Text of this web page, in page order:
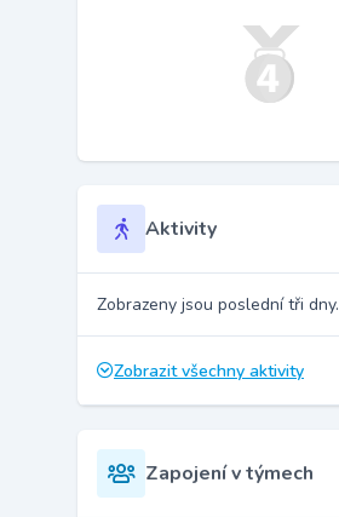
Aktivity
Zobrazeny jsou poslední tři dny.
Zobrazit všechny aktivity
Zapojení v týmech